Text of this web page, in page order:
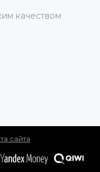
качеством
сайта